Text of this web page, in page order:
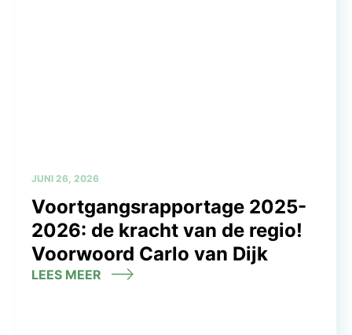
JUNI 26, 2026
Voortgangsrapportage 2025-
2026: de kracht van de regio!
Voorwoord Carlo van Dijk
LEES MEER